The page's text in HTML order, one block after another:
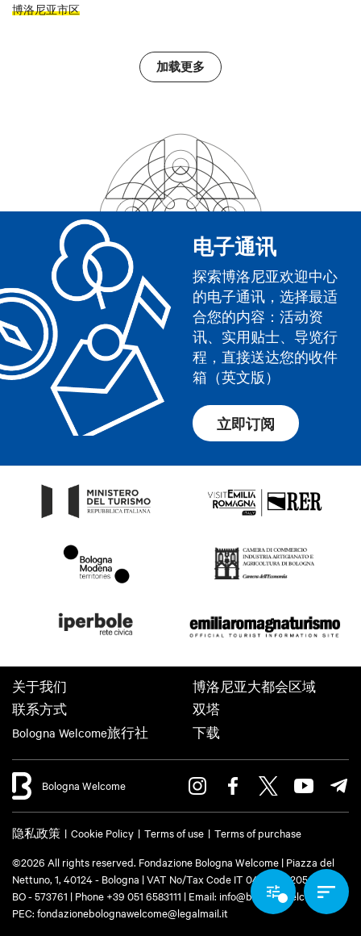
博洛尼亚市区
加载更多
电子通讯
探索博洛尼亚欢迎中心
的电子通讯，选择最适
合您的内容：活动资
讯、实用贴士、导览行
程，直接送达您的收件
箱（英文版）
立即订阅
关于我们
联系方式
Bologna Welcome旅行社
博洛尼亚大都会区域
双塔
下载
Bologna Welcome
隐私政策 Cookie Policy Terms of use
Terms of purchase
©2026 All rights reserved. Fondazione Bologna Welcome | Piazza del
Nettuno, 1, 40124 - Bologna | VAT No/Tax Code IT 04159281205 | REA:
BO - 573761 | Phone +39 051 6583111 | Email: info@bolognawelcome.it
PEC: fondazionebolognawelcome@legalmail.it